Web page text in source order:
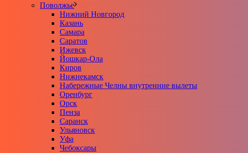
Поволжье
Нижний Новгород
Казань
Самара
Саратов
Ижевск
Йошкар-Ола
Киров
Нижнекамск
Набережные Челны внутренние вылеты
Оренбург
Орск
Пенза
Саранск
Ульяновск
Уфа
Чебоксары